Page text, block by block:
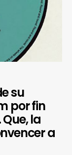
su
por fin
la
a